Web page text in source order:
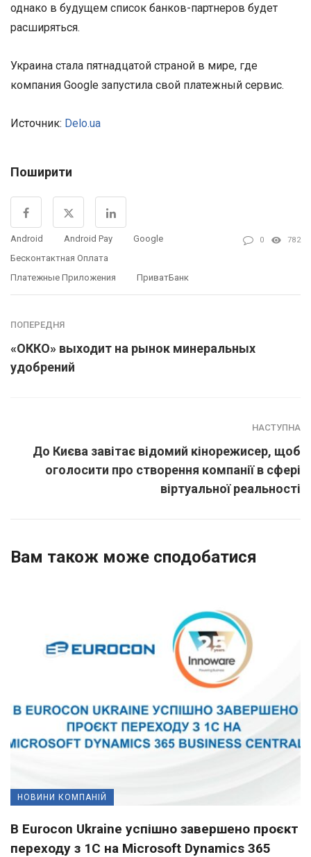
однако в будущем список банков-партнеров будет
расширяться.
Украина стала пятнадцатой страной в мире, где
компания Google запустила свой платежный сервис.
Источник: Delo.ua
Поширити
Android Android Pay
Google
Бесконтактная Оплата
Платежные Приложения
ПриватБанк
0 782
ПОПЕРЕДНЯ
«ОККО» выходит на рынок минеральных
удобрений
НАСТУПНА
До Києва завітає відомий кінорежисер, щоб
оголосити про створення компанії в сфері
віртуальної реальності
Вам також може сподобатися
НОВИНИ КОМПАНІЙ
В Eurocon Ukraine успішно завершено проєкт
переходу з 1С на Microsoft Dynamics 365